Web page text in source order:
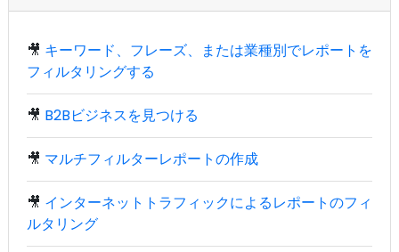
🎥 キーワード、フレーズ、または業種別でレポートを
フィルタリングする
🎥 B2Bビジネスを見つける
🎥 マルチフィルターレポートの作成
🎥 インターネットトラフィックによるレポートのフィ
ルタリング